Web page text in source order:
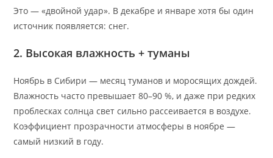
Это — «двойной удар». В декабре и январе хотя бы один
источник появляется: снег.
2. Высокая влажность + туманы
Ноябрь в Сибири — месяц туманов и моросящих дождей.
Влажность часто превышает 80–90 %, и даже при редких
проблесках солнца свет сильно рассеивается в воздухе.
Коэффициент прозрачности атмосферы в ноябре —
самый низкий в году.